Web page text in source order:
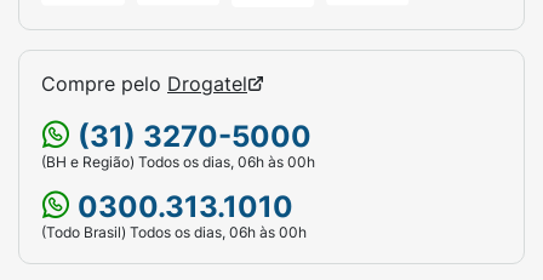
Compre pelo Drogatel
(31) 3270-5000
(BH e Região) Todos os dias, 06h às 00h
0300.313.1010
(Todo Brasil) Todos os dias, 06h às 00h